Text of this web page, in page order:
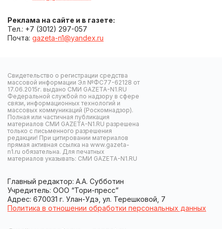
Реклама на сайте и в газете:
Тел.: +7 (3012) 297-057
Почта: gazeta-n1@yandex.ru
Свидетельство о регистрации средства
массовой информации Эл №ФС77-62128 от
17.06.2015г. выдано СМИ GAZETA-N1.RU
Федеральной службой по надзору в сфере
связи, информационных технологий и
массовых коммуникаций (Роскомнадзор).
Полная или частичная публикация
материалов СМИ GAZETA-N1.RU разрешена
только с письменного разрешения
редакции! При цитировании материалов
прямая активная ссылка на www.gazeta-
n1.ru обязательна. Для печатных
материалов указывать: СМИ GAZETA-N1.RU
Главный редактор: А.А. Субботин
Учредитель: ООО “Тори-пресс”
Адрес: 670031 г. Улан-Удэ, ул. Терешковой, 7
Политика в отношении обработки персональных данных